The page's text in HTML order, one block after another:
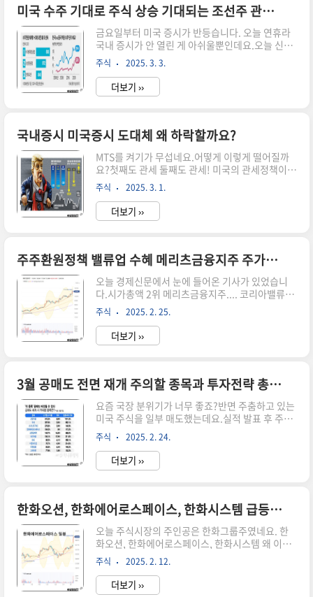
(OSAT) 업체입니다.​[후공정]웨이퍼에 회로를 그
려내는 반도체 전 공정 이후 웨이퍼에서 칩을 분리
해 포장하고 조립·검사하는 과정하나마이크론의
주력 분야인 패키징은 반도체를 쌓거나 묶어 전자
기기에 맞는 형태로 제작하는 공정입니다.​이동철
하나마이크론 대표가 지난 7일 경기 성남시 판교
하나마이크론 연구개발(R&D) 센터에서 이 기..
미국 수주 기대로 주식 상승 기대되는 조선주 관련주 TOP 3
금요일부터 미국 증시가 반등습니다. 오늘 연휴라
국내 증시가 안 열린 게 아쉬울뿐인데요.​오늘 신문
에는 조선주 관련기사가 제일 눈길을 끌었는데요.​
트럼프 당선 전부터 수혜주로 언급되었던 조선3사
HD 현대중공업, 삼성중공업, 한화오션에게 어떤
호재가 있는지 알아봤습니다. 한미 조선업 TF 구성
과 위협은 여전!하지만 협력하고 싶은 분야 조
선! 양국 산업 담당자들은 조선업 관련 실무협의체
를 이달부터 가동할 계획입니다.해군 군함 건조 및
유지·보수·정비(MRO), 탱커(원유· LNG 운반선),
쇄빙선 등으로 확대 작년 세계에서 탱커가 444척
발주됐는데 이 중 중국 조선사가 수주한 비중(수량
기준)이 60~70..
주식 2025. 3. 3.
더보기 ››
국내증시 미국증시 도대체 왜 하락할까요?
MTS를 켜기가 무섭네요.​어떻게 이렇게 떨어질까
요?​첫째도 관세 둘째도 관세! 미국의 관세정책이
증시 하락의 주원인일까요? 도대체 왜 이렇게 하락
하는지 알아봤습니다.국내증시 하락 이유28일 국
내 증시가 주저앉았죠.​상승 종목을 찾기 힘들 정도
로 말이죠.​이유가 뭘까요? 한국경제신문에 두가지
둔화시킬 수 있다는 우려!​두번째! 인공지능(AI) 대
장주 엔비디아의 주가하락으로 인한 투자심리 위축​
미국이 정말 대단한 나라인가라는 생각밖에 안드는
하루였네요. ​그럼 지금 시장에 대한 뷰는 어떨까
요? ​모 아니면 도! 첫째! 뉴욕 증시와 연동돼 있는
국내 증시 역시 올 상반기 반등을 기대하기 어려울
것둘째! 코스피지수..
주식 2025. 3. 1.
더보기 ››
주주환원정책 밸류업 수혜 메리츠금융지주 주가전망
오늘 경제신문에서 눈에 들어온 기사가 있었습니
다.​시가총액 2위 메리츠금융지주.... ​코리아밸류업
에 진심인 이 기업에 대해 한번 알아보겠습니다.밸
류업 수혜주 메리츠금융지주시총2위 등극 이유 메
리츠금융은 KB금융지주에 이어 국내 2위 금융지주
(시총 기준) 자리에 올랐는데요.​메리츠금융은 과거
시총은 5년 만에 17배 넘게 불어나며 금융주 가운
데 독보적인 상승세를 이어가고 있는데요.​주봉차
트를 한번 봤습니다. 국내 증시에 이런 차트를 보유
한 기업이 있었다니....​미국 증시에만 있는 우상향
차트...​메리츠금융 주가는 최근 5년간 1125.49%
급등,시총은 2020년 2월 24일 1조 3433억 원에서
5년..
주식 2025. 2. 25.
더보기 ››
3월 공매도 전면 재개 주의할 종목과 투자전략 총정리
요즘 국장 분위기가 너무 좋죠?​반면 주춤하고 있는
미국 주식을 일부 매도했는데요.​실적 발표 후 주가
가 좋은 기업을 일부 매도해서 총 투자금액의 10%
비율로 현금을 만들었습니다.​이 만들어진 현금으
로 국내증시 투자처를 찾고 있는데요. 한동안 잠잠
하던 공매도가 3월 재개를 앞두고 있다고 하니 어
상반기 국내 증시 변동성을 키울 초대형 이슈는 약
1년 4개월만에 재개 되는 공매도인데요.공매도주
가 하락을 예상하고 주식을 빌려서 판매한 후, 나중
에 주가가 하락했을 때 다시 사서 갚는 거래 방식 어
떤 종목들이 공매도의 타깃이 될까요?단기간에 주
가가 급등 종목업종 대비 밸류에이션(실적 대비 주
가 수준)이 과도하게 ..
주식 2025. 2. 24.
더보기 ››
한화오션, 한화에어로스페이스, 한화시스템 급등 행진 이유 총정리
오늘 주식시장의 주인공은 한화그룹주였네요. 한
화오션, 한화에어로스페이스, 한화시스템 왜 이렇
게 주가가 올랐는지 한번 정리해 봤습니다. 한화에
어로스페이스 주가 상승 이유한화에어로스페이스
의 ‘깜짝 실적’과 더불어 방위산업, 조선 분야의 지
분구조 개편 기대로 한화그룹주의 주가가 뜨거운
주식 2025. 2. 12.
더보기 ››